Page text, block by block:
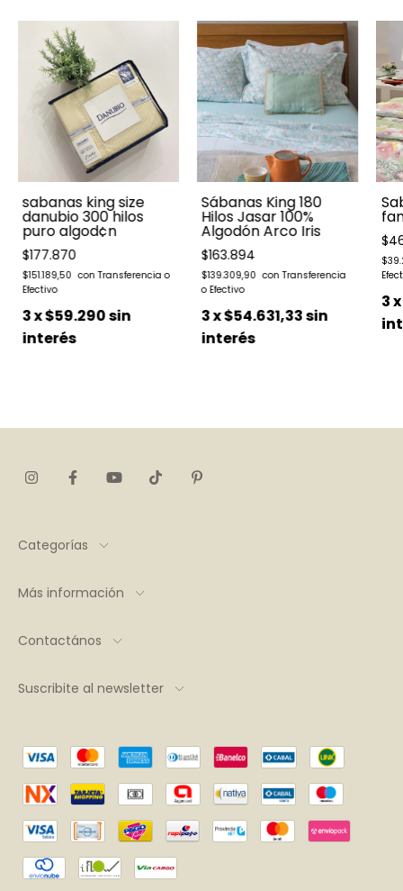
sabanas king size
danubio 300 hilos
puro algod¢n
$177.870
$151.189,50
3x$59.290sin
interés
Sábanas King 180
Hilos Jasar 100%
Algodón Arco Iris
$163.894
$139.309,90
3x$54.631,33sin
interés
3x
Categorías
Más información
Contactános
Suscribite al newsletter